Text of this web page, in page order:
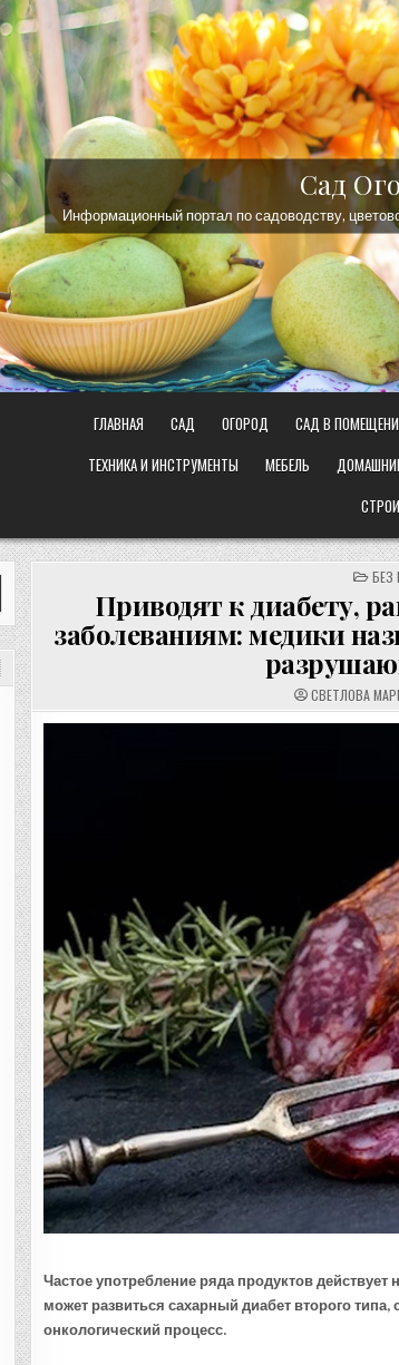
Сад
Информационный портал по садоводству,
ГЛАВНАЯ САД ОГОРОД САД В
ТЕХНИКА И ИНСТРУМЕНТЫ
МЕБЕЛЬ
IN
БЕЗ
Приводят к диабету,
заболеваниям: медики
СВЕТЛОВА
Частое употребление ряда продуктов
может развиться сахарный диабет второго
онкологический процесс.